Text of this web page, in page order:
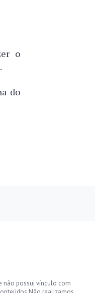
o
do
não possui vínculo com